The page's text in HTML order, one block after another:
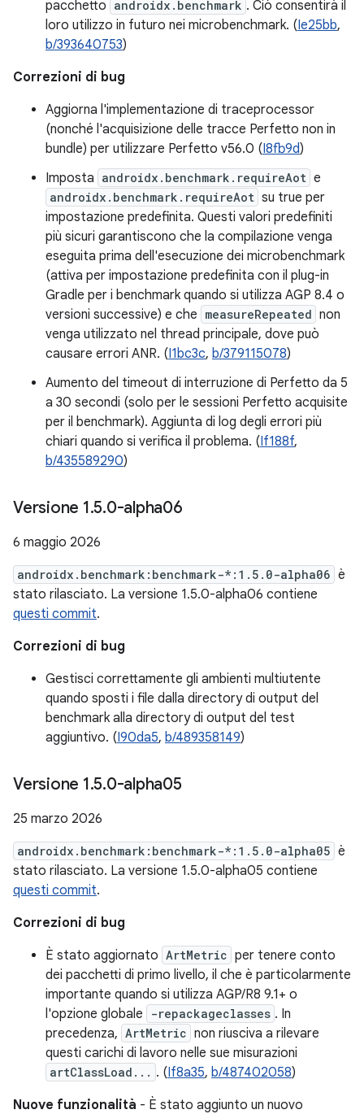
pacchetto androidx.benchmark . Ciò consentirà il
loro utilizzo in futuro nei microbenchmark. (Ie25bb,
b/393640753)
Correzioni di bug
Aggiorna l'implementazione di traceprocessor
(nonché l'acquisizione delle tracce Perfetto non in
bundle) per utilizzare Perfetto v56.0 (I8fb9d)
Imposta androidx.benchmark.requireAot e
androidx.benchmark.requireAot su true per
impostazione predefinita. Questi valori predefiniti
più sicuri garantiscono che la compilazione venga
eseguita prima dell'esecuzione dei microbenchmark
(attiva per impostazione predefinita con il plug-in
Gradle per i benchmark quando si utilizza AGP 8.4 o
versioni successive) e che measureRepeated non
venga utilizzato nel thread principale, dove può
causare errori ANR. (I1bc3c, b/379115078)
Aumento del timeout di interruzione di Perfetto da 5
a 30 secondi (solo per le sessioni Perfetto acquisite
per il benchmark). Aggiunta di log degli errori più
chiari quando si verifica il problema. (If188f,
b/435589290)
Versione 1.5.0-alpha06
6 maggio 2026
androidx.benchmark:benchmark-*:1.5.0-alpha06 è
stato rilasciato. La versione 1.5.0-alpha06 contiene
questi commit.
Correzioni di bug
Gestisci correttamente gli ambienti multiutente
quando sposti i file dalla directory di output del
benchmark alla directory di output del test
aggiuntivo. (I90da5, b/489358149)
Versione 1.5.0-alpha05
25 marzo 2026
androidx.benchmark:benchmark-*:1.5.0-alpha05 è
stato rilasciato. La versione 1.5.0-alpha05 contiene
questi commit.
Correzioni di bug
È stato aggiornato ArtMetric per tenere conto
dei pacchetti di primo livello, il che è particolarmente
importante quando si utilizza AGP/R8 9.1+ o
l'opzione globale
-repackageclasses . In
precedenza, ArtMetric non riusciva a rilevare
questi carichi di lavoro nelle sue misurazioni
artClassLoad... . (If8a35, b/487402058)
Nuove funzionalità - È stato aggiunto un nuovo